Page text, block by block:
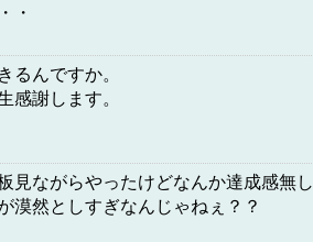
・
るんですか。
感謝します。
見ながらやったけどなんか達成感無
漠然としすぎなんじゃねぇ？？